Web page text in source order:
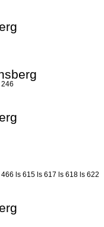
246
466 ls 615 ls 617 ls 618 ls 622